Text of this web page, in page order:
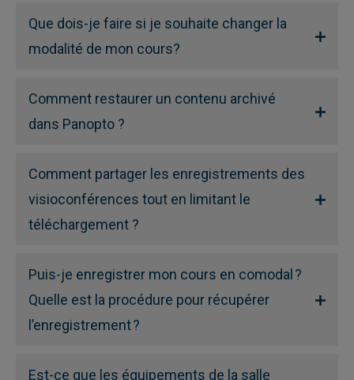
Que dois-je faire si je souhaite changer la
modalité de mon cours?
Comment restaurer un contenu archivé
dans Panopto ?
Comment partager les enregistrements des
visioconférences tout en limitant le
téléchargement ?
Puis-je enregistrer mon cours en comodal ?
Quelle est la procédure pour récupérer
l’enregistrement ?
Est-ce que les équipements de la salle